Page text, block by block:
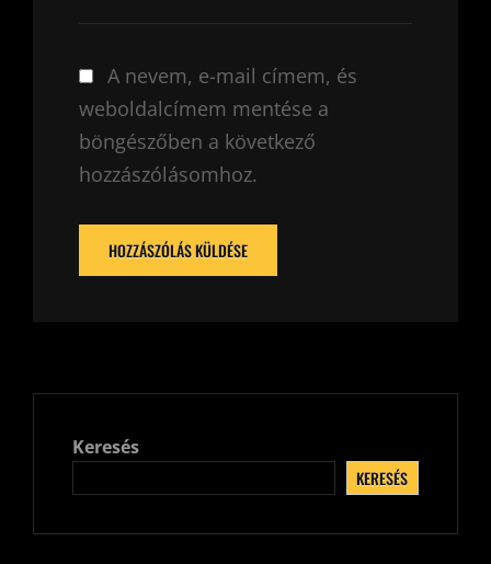
A nevem, e-mail címem, és
weboldalcímem mentése a
böngészőben a következő
hozzászólásomhoz.
Keresés
KERESÉS